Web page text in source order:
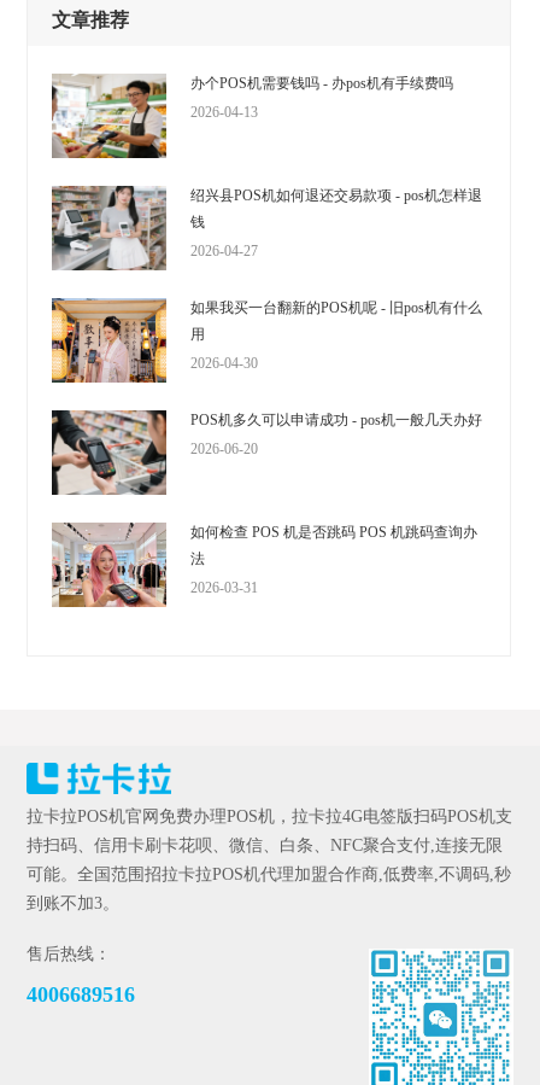
文章推荐
办个POS机需要钱吗 - 办pos机有手续费吗
2026-04-13
绍兴县POS机如何退还交易款项 - pos机怎样退
钱
2026-04-27
如果我买一台翻新的POS机呢 - 旧pos机有什么
用
2026-04-30
POS机多久可以申请成功 - pos机一般几天办好
2026-06-20
如何检查 POS 机是否跳码 POS 机跳码查询办
法
2026-03-31
拉卡拉POS机官网免费办理POS机，拉卡拉4G电签版扫码POS机支
持扫码、信用卡刷卡花呗、微信、白条、NFC聚合支付,连接无限
可能。全国范围招拉卡拉POS机代理加盟合作商,低费率,不调码,秒
到账不加3。
售后热线：
4006689516